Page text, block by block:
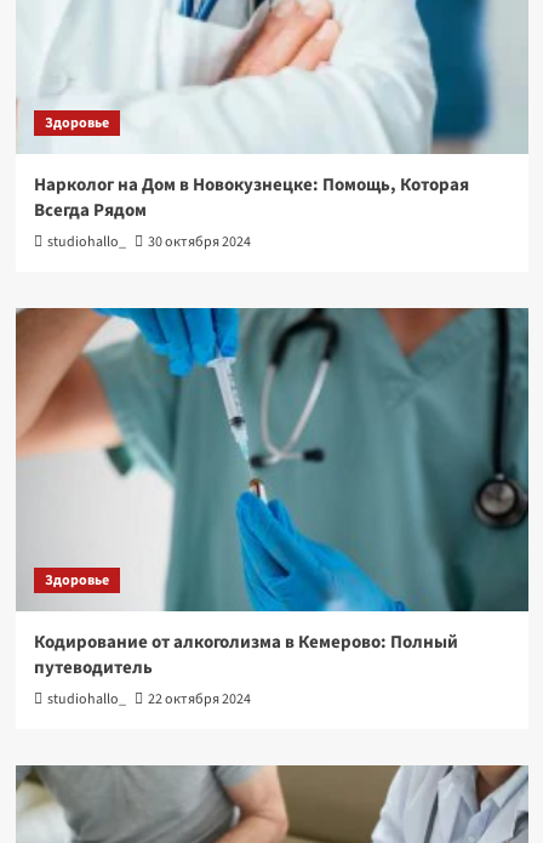
Здоровье
Нарколог на Дом в Новокузнецке: Помощь, Которая
Всегда Рядом
studiohallo_ 30 октября 2024
Здоровье
Кодирование от алкоголизма в Кемерово: Полный
путеводитель
studiohallo_ 22 октября 2024